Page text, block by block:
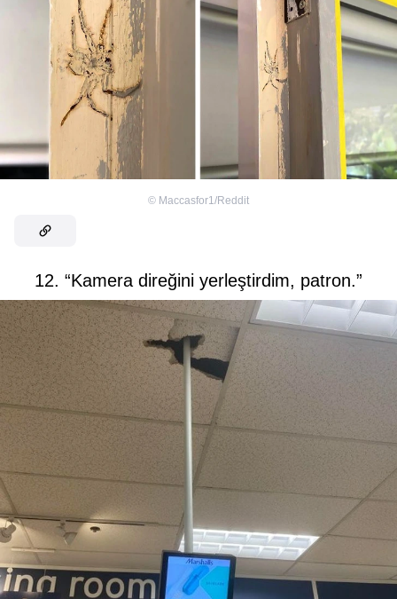
© Maccasfor1/Reddit
12. “Kamera direğini yerleştirdim, patron.”